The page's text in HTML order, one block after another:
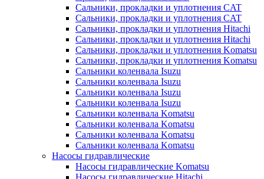
Сальники, прокладки и уплотнения CAT
Сальники, прокладки и уплотнения CAT
Сальники, прокладки и уплотнения Hitachi
Сальники, прокладки и уплотнения Hitachi
Сальники, прокладки и уплотнения Komatsu
Сальники, прокладки и уплотнения Komatsu
Сальники коленвала Isuzu
Сальники коленвала Isuzu
Сальники коленвала Isuzu
Сальники коленвала Isuzu
Сальники коленвала Komatsu
Сальники коленвала Komatsu
Сальники коленвала Komatsu
Сальники коленвала Komatsu
Насосы гидравлические
Насосы гидравлические Komatsu
Насосы гидравлические Hitachi